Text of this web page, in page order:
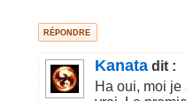
RÉPONDRE
Kanata dit :
Ha oui, moi je